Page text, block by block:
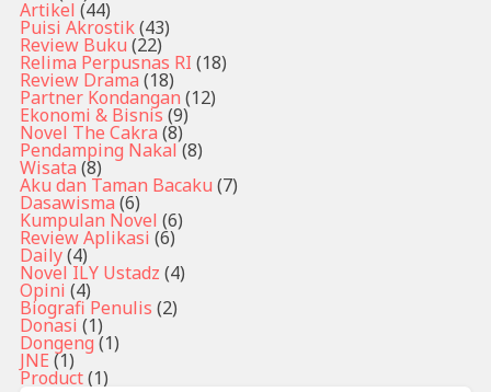
Artikel (44)
Puisi Akrostik(43)
Review Buku (22)
Relima Perpusnas RI (18)
Review Drama (18)
Partner Kondangan (12)
Ekonomi & Bisnis (9)
Novel The Cakra (8)
Pendamping Nakal (8)
Wisata (8)
Aku dan Taman Bacaku (7)
Dasawisma (6)
Kumpulan Novel (6)
Review Aplikasi (6)
Daily(4)
Novel ILY Ustadz (4)
Opini (4)
Biografi Penulis (2)
Donasi (1)
Dongeng (1)
JNE (1)
Product(1)